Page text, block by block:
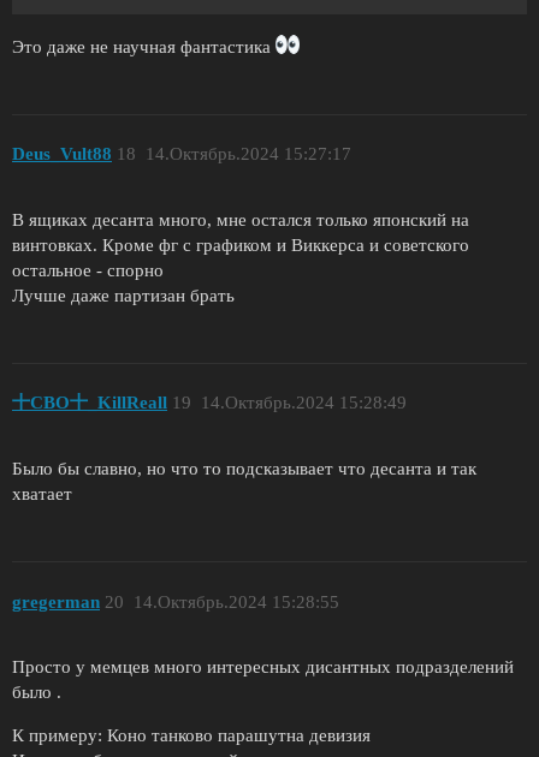
Это даже не научная фантастика
Deus_Vult88 14.Октябрь.2024 15:27:17
18
В ящиках десанта много, мне остался только японский на
винтовках. Кроме фг с графиком и Виккерса и советского
остальное - спорно
Лучше даже партизан брать
十СВО十_KillReall 14.Октябрь.2024 15:28:49
19
Было бы славно, но что то подсказывает что десанта и так
хватает
gregerman 14.Октябрь.2024 15:28:55
20
Просто у мемцев много интересных дисантных подразделений
было .
К примеру: Коно танково парашутна девизия